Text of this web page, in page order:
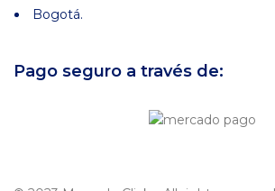
Bogotá.
Pago seguro a través de: